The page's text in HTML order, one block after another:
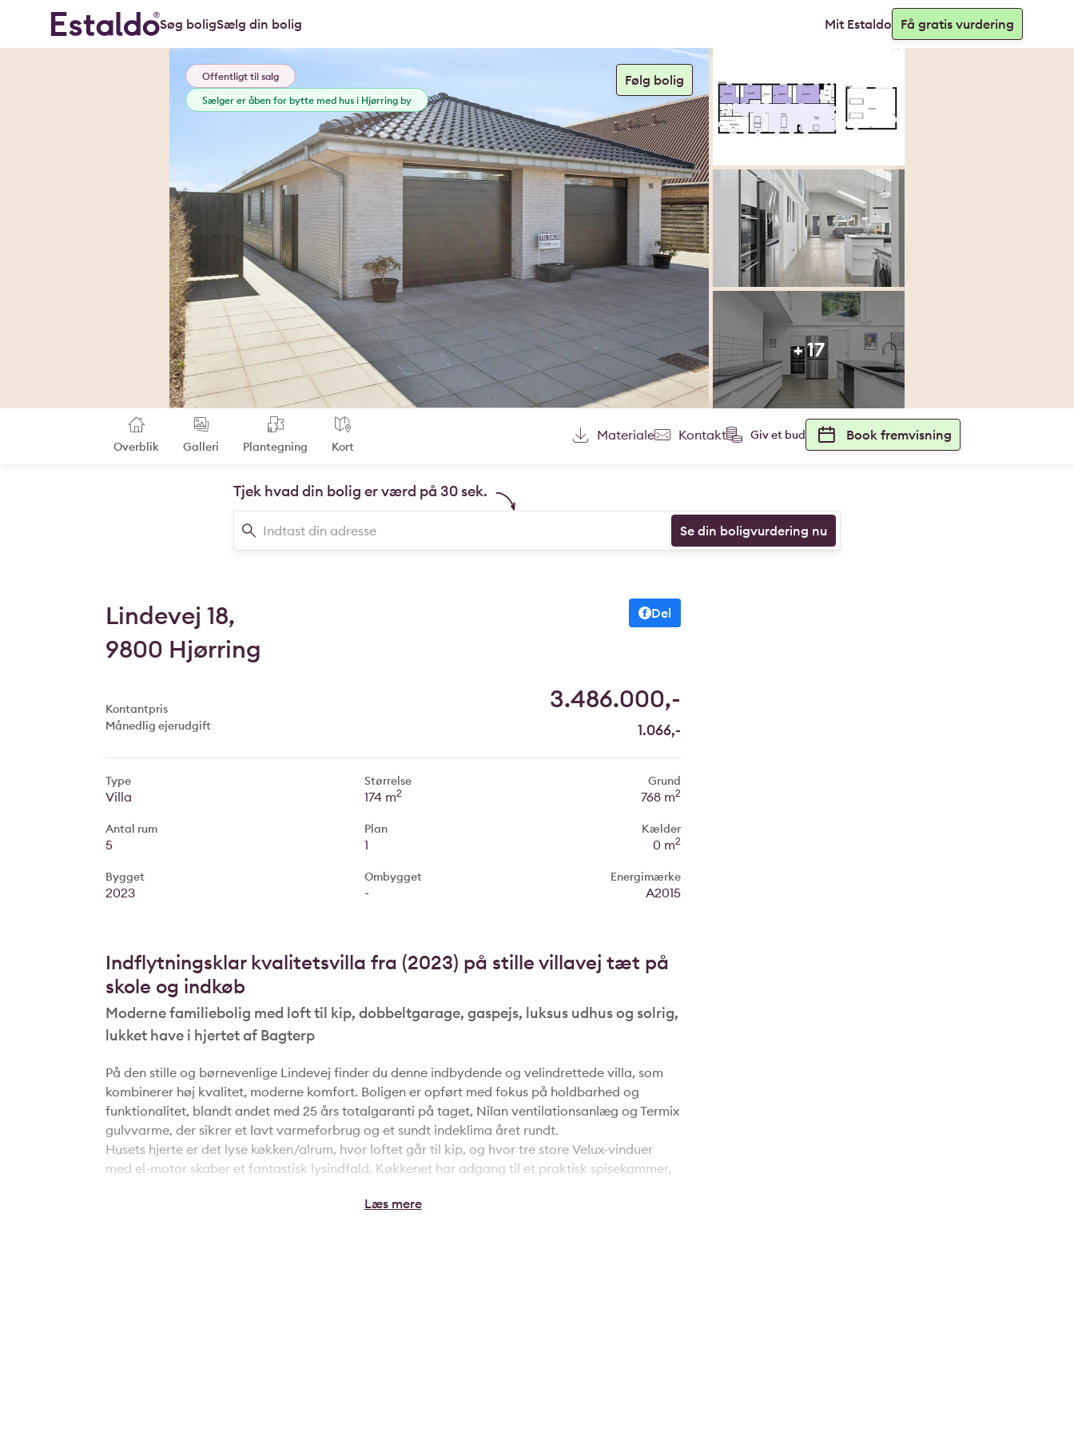
Søg boligSælg din bolig Mit Estaldo Få gratis vurdering
Offentligt til salg
Sælger er åben for bytte med hus i Hjørring by
+ 17
Overblik Galleri Plantegning Kort
Materiale Kontakt Giv et bud Book fremvisning
Tjek hvad din bolig er værd på 30 sek.
Se din boligvurdering nu
Lindevej 18,
9800 Hjørring
Del
Kontantpris 3.486.000,-
Månedlig ejerudgift 1.066,-
Type
Villa
Antal rum
5
Bygget
2023
Størrelse
174 m2
Plan
1
Ombygget
-
Grund
768 m2
Kælder
0 m2
Energimærke
A2015
Indflytningsklar kvalitetsvilla fra (2023) på stille villavej tæt på
skole og indkøb
Moderne familiebolig med loft til kip, dobbeltgarage, gaspejs, luksus udhus og solrig,
lukket have i hjertet af Bagterp
På den stille og børnevenlige Lindevej finder du denne indbydende og velindrettede villa, som
kombinerer høj kvalitet, moderne komfort. Boligen er opført med fokus på holdbarhed og
funktionalitet, blandt andet med 25 års totalgaranti på taget, Nilan ventilationsanlæg og Termix
gulvvarme, der sikrer et lavt varmeforbrug og et sundt indeklima året rundt.
Husets hjerte er det lyse køkken/alrum, hvor loftet går til kip, og hvor tre store Velux-vinduer
med el-motor skaber et fantastisk lysindfald. Køkkenet har adgang til et praktisk spisekammer,
elegant gaspejs fungerer som rumdeler og tilfører både atmosfære og hygge.